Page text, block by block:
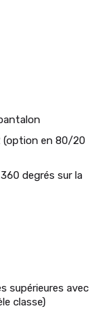
(option en 80/20
degrés sur la
supérieures avec
classe)